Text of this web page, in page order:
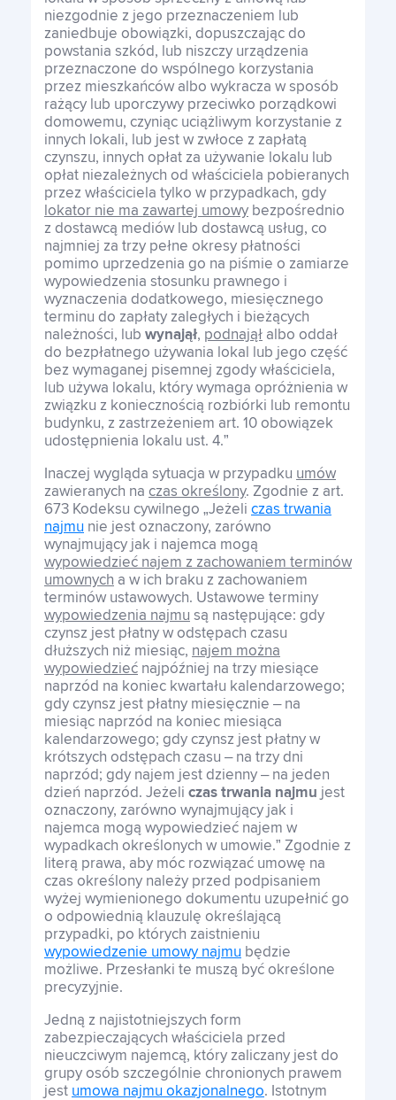
niezgodnie z jego przeznaczeniem lub
zaniedbuje obowiązki, dopuszczając do
powstania szkód, lub niszczy urządzenia
przeznaczone do wspólnego korzystania
przez mieszkańców albo wykracza w sposób
rażący lub uporczywy przeciwko porządkowi
domowemu, czyniąc uciążliwym korzystanie z
innych lokali, lub jest w zwłoce z zapłatą
czynszu, innych opłat za używanie lokalu lub
opłat niezależnych od właściciela pobieranych
przez właściciela tylko w przypadkach, gdy
lokator nie ma zawartej umowy bezpośrednio
z dostawcą mediów lub dostawcą usług, co
najmniej za trzy pełne okresy płatności
pomimo uprzedzenia go na piśmie o zamiarze
wypowiedzenia stosunku prawnego i
wyznaczenia dodatkowego, miesięcznego
terminu do zapłaty zaległych i bieżących
należności, lub wynajął, podnajął albo oddał
do bezpłatnego używania lokal lub jego część
bez wymaganej pisemnej zgody właściciela,
lub używa lokalu, który wymaga opróżnienia w
związku z koniecznością rozbiórki lub remontu
budynku, z zastrzeżeniem art. 10 obowiązek
udostępnienia lokalu ust. 4.”
Inaczej wygląda sytuacja w przypadku umów
zawieranych na czas określony. Zgodnie z art.
673 Kodeksu cywilnego „Jeżeli czas trwania
najmu nie jest oznaczony, zarówno
wynajmujący jak i najemca mogą
wypowiedzieć najem z zachowaniem terminów
umownych a w ich braku z zachowaniem
terminów ustawowych. Ustawowe terminy
wypowiedzenia najmu są następujące: gdy
czynsz jest płatny w odstępach czasu
dłuższych niż miesiąc, najem można
wypowiedzieć najpóźniej na trzy miesiące
naprzód na koniec kwartału kalendarzowego;
gdy czynsz jest płatny miesięcznie – na
miesiąc naprzód na koniec miesiąca
kalendarzowego; gdy czynsz jest płatny w
krótszych odstępach czasu – na trzy dni
naprzód; gdy najem jest dzienny – na jeden
dzień naprzód. Jeżeli czas trwania najmu jest
oznaczony, zarówno wynajmujący jak i
najemca mogą wypowiedzieć najem w
wypadkach określonych w umowie.” Zgodnie z
literą prawa, aby móc rozwiązać umowę na
czas określony należy przed podpisaniem
wyżej wymienionego dokumentu uzupełnić go
o odpowiednią klauzulę określającą
przypadki, po których zaistnieniu
wypowiedzenie umowy najmu będzie
możliwe. Przesłanki te muszą być określone
precyzyjnie.
Jedną z najistotniejszych form
zabezpieczających właściciela przed
nieuczciwym najemcą, który zaliczany jest do
grupy osób szczególnie chronionych prawem
jest umowa najmu okazjonalnego. Istotnym